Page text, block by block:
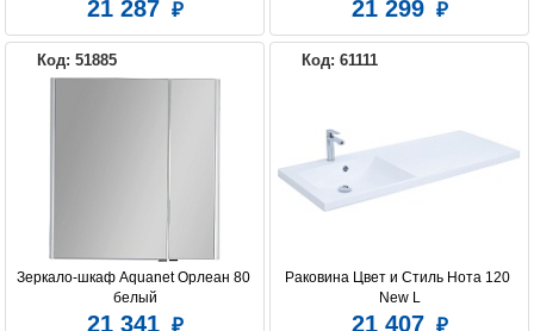
21 287 21 299
Код: 51885
Зеркало-шкаф Aquanet Орлеан 80
белый
21 341
Код: 61111
Раковина Цвет и Стиль Нота 120
New L
21 407